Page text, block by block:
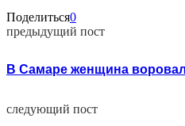
Поделиться0
предыдущий пост
В Самаре женщина
следующий пост